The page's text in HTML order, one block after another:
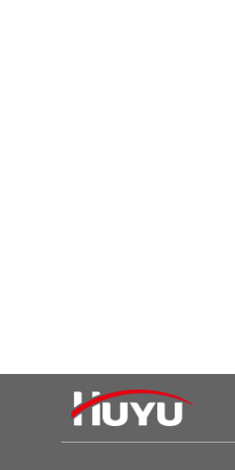
DZ47N-40 相线+中